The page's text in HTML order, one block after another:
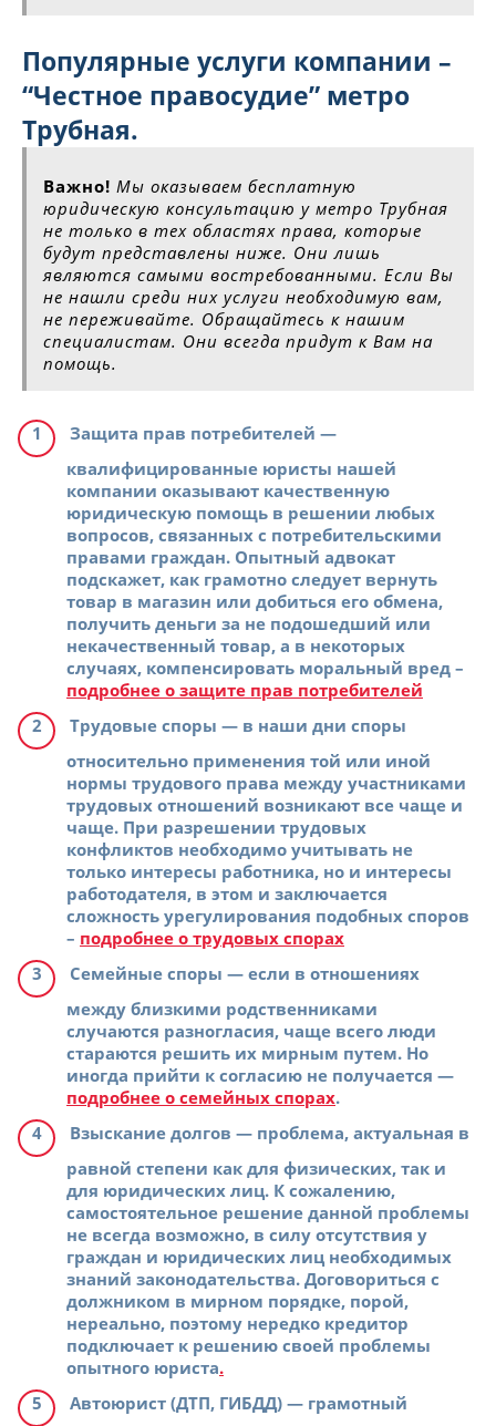
Популярные услуги компании –
“Честное правосудие” метро
Трубная.
Важно! Мы оказываем бесплатную
юридическую консультацию у метро Трубная
не только в тех областях права, которые
будут представлены ниже. Они лишь
являются самыми востребованными. Если Вы
не нашли среди них услуги необходимую вам,
не переживайте. Обращайтесь к нашим
специалистам. Они всегда придут к Вам на
помощь.
Защита прав потребителей —
квалифицированные юристы нашей
компании оказывают качественную
юридическую помощь в решении любых
вопросов, связанных с потребительскими
правами граждан. Опытный адвокат
подскажет, как грамотно следует вернуть
товар в магазин или добиться его обмена,
получить деньги за не подошедший или
некачественный товар, а в некоторых
случаях, компенсировать моральный вред –
подробнее о защите прав потребителей
Трудовые споры — в наши дни споры
относительно применения той или иной
нормы трудового права между участниками
трудовых отношений возникают все чаще и
чаще. При разрешении трудовых
конфликтов необходимо учитывать не
только интересы работника, но и интересы
работодателя, в этом и заключается
сложность урегулирования подобных споров
– подробнее о трудовых спорах
Семейные споры — если в отношениях
между близкими родственниками
случаются разногласия, чаще всего люди
стараются решить их мирным путем. Но
иногда прийти к согласию не получается —
подробнее о семейных спорах.
Взыскание долгов — проблема, актуальная в
равной степени как для физических, так и
для юридических лиц. К сожалению,
самостоятельное решение данной проблемы
не всегда возможно, в силу отсутствия у
граждан и юридических лиц необходимых
знаний законодательства. Договориться с
должником в мирном порядке, порой,
нереально, поэтому нередко кредитор
подключает к решению своей проблемы
опытного юриста.
Автоюрист (ДТП, ГИБДД) — грамотный